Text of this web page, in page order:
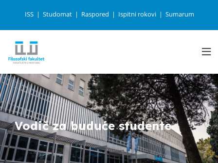
ISS Studomat Raspored Ispitni rokovi Sumarum
Vodič za buduće studente